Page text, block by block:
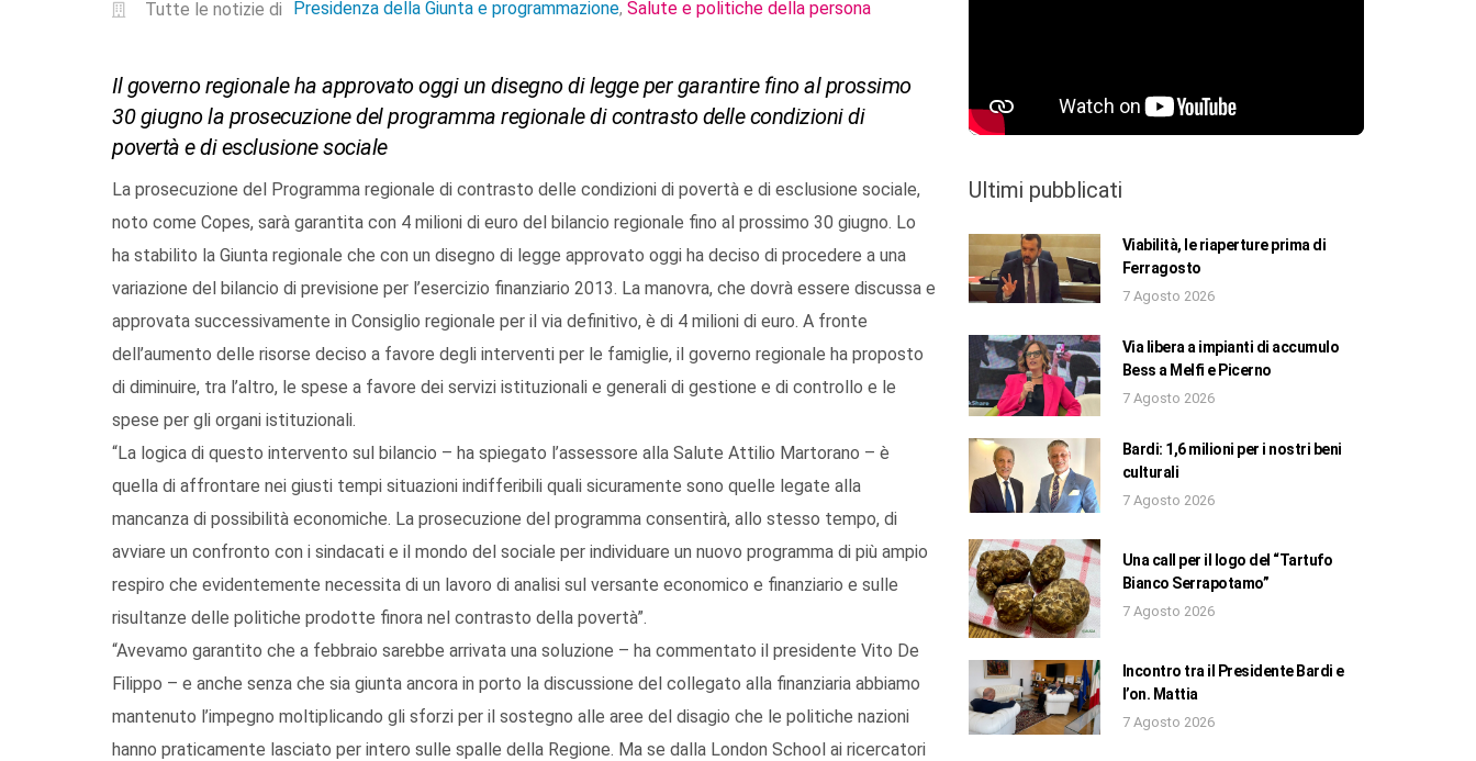
Tutte le notizie di
Presidenza della Giunta e programmazione, Salute e politiche della persona
Il governo regionale ha approvato oggi un disegno di legge per garantire fino al prossimo
30 giugno la prosecuzione del programma regionale di contrasto delle condizioni di
povertà e di esclusione sociale
La prosecuzione del Programma regionale di contrasto delle condizioni di povertà e di esclusione sociale,
noto come Copes, sarà garantita con 4 milioni di euro del bilancio regionale fino al prossimo 30 giugno. Lo
ha stabilito la Giunta regionale che con un disegno di legge approvato oggi ha deciso di procedere a una
variazione del bilancio di previsione per l’esercizio finanziario 2013. La manovra, che dovrà essere discussa e
approvata successivamente in Consiglio regionale per il via definitivo, è di 4 milioni di euro. A fronte
dell’aumento delle risorse deciso a favore degli interventi per le famiglie, il governo regionale ha proposto
di diminuire, tra l’altro, le spese a favore dei servizi istituzionali e generali di gestione e di controllo e le
spese per gli organi istituzionali.
“La logica di questo intervento sul bilancio – ha spiegato l’assessore alla Salute Attilio Martorano – è
quella di affrontare nei giusti tempi situazioni indifferibili quali sicuramente sono quelle legate alla
mancanza di possibilità economiche. La prosecuzione del programma consentirà, allo stesso tempo, di
avviare un confronto con i sindacati e il mondo del sociale per individuare un nuovo programma di più ampio
respiro che evidentemente necessita di un lavoro di analisi sul versante economico e finanziario e sulle
risultanze delle politiche prodotte finora nel contrasto della povertà”.
“Avevamo garantito che a febbraio sarebbe arrivata una soluzione – ha commentato il presidente Vito De
Filippo – e anche senza che sia giunta ancora in porto la discussione del collegato alla finanziaria abbiamo
mantenuto l’impegno moltiplicando gli sforzi per il sostegno alle aree del disagio che le politiche nazioni
hanno praticamente lasciato per intero sulle spalle della Regione. Ma se dalla London School ai ricercatori
Ultimi pubblicati
Viabilità, le riaperture prima di
Ferragosto
7 Agosto 2026
Via libera a impianti di accumulo
Bess a Melfi e Picerno
7 Agosto 2026
Bardi: 1,6 milioni per i nostri beni
culturali
7 Agosto 2026
Una call per il logo del “Tartufo
Bianco Serrapotamo”
7 Agosto 2026
Incontro tra il Presidente Bardi e
l’on. Mattia
7 Agosto 2026